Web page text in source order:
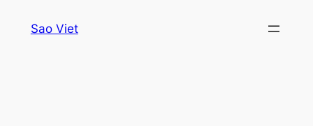
Sao Viet